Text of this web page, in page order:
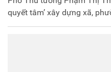
quyết tâm’ xây dựng xã,